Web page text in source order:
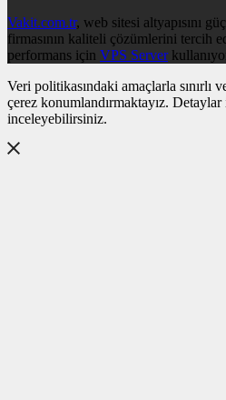
Vakit.com.tr, web sitesi altyapısını
firmasının kaliteli çözümlerini tercih
performans için VPS Server
Veri politikasındaki amaçlarla sınırlı
çerez konumlandırmaktayız. Detaylar
inceleyebilirsiniz.